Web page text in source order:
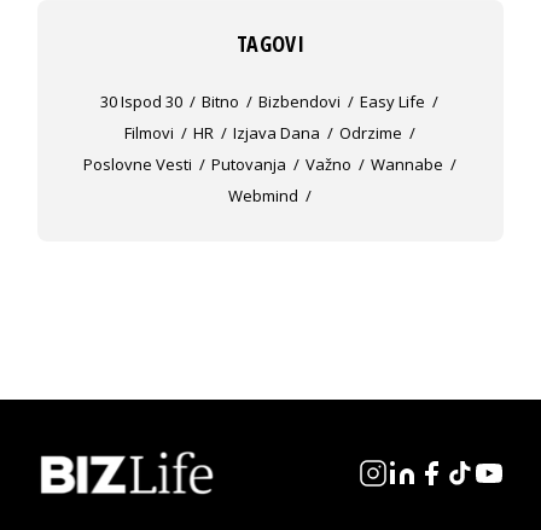
TAGOVI
30 Ispod 30 Bitno Bizbendovi
Easy Life
Filmovi
HR Izjava Dana
Odrzime
Poslovne Vesti
Putovanja Važno
Wannabe
Webmind